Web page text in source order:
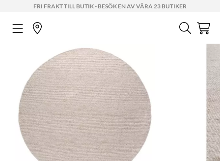
FRI FRAKT TILL BUTIK - BESÖK EN AV VÅRA 23 BUTIKER